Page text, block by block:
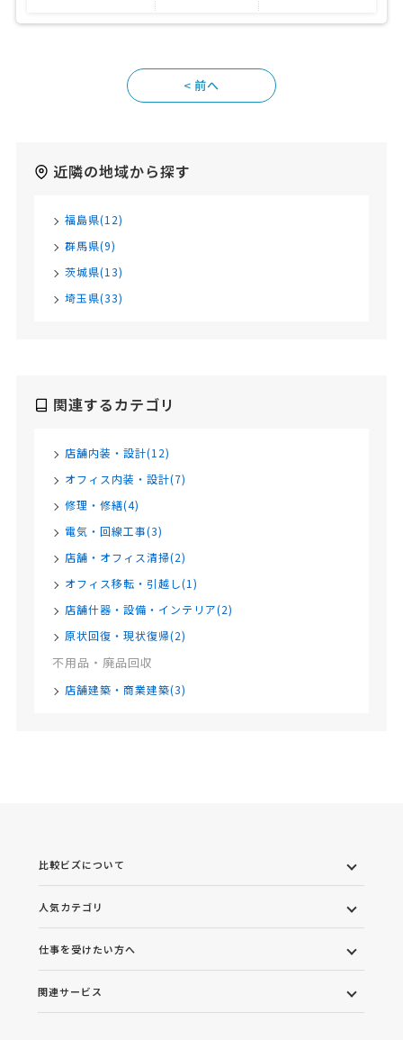
<
近隣の地域から探す
福島県(12)
群馬県(9)
茨城県(13)
埼玉県(33)
関連するカテゴリ
店舗内装・設計(12)
オフィス内装・設計(7)
修理・修繕(4)
電気・回線工事(3)
店舗・オフィス清掃(2)
オフィス移転・引越し(1)
店舗什器・設備・インテリア(2)
原状回復・現状復帰(2)
不用品・廃品回収
店舗建築・商業建築(3)
比較ビズについて
人気カテゴリ
仕事を受けたい方へ
関連サービス